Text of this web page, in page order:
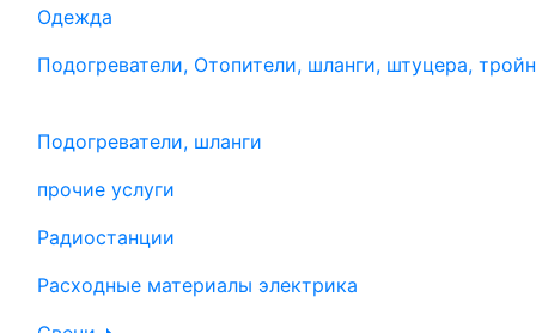
Одежда
Подогреватели, Отопители, шланги, штуцера,
Подогреватели, шланги
прочие услуги
Радиостанции
Расходные материалы электрика